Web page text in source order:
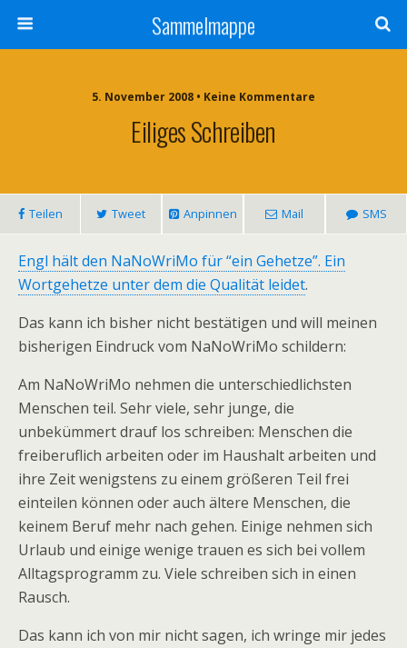
Sammelmappe
5. November 2008 • Keine Kommentare
Eiliges Schreiben
Teilen Tweet Anpinnen Mail SMS
Engl hält den NaNoWriMo für “ein Gehetze”. Ein
Wortgehetze unter dem die Qualität leidet.
Das kann ich bisher nicht bestätigen und will meinen
bisherigen Eindruck vom NaNoWriMo schildern:
Am NaNoWriMo nehmen die unterschiedlichsten
Menschen teil. Sehr viele, sehr junge, die
unbekümmert drauf los schreiben: Menschen die
freiberuflich arbeiten oder im Haushalt arbeiten und
ihre Zeit wenigstens zu einem größeren Teil frei
einteilen können oder auch ältere Menschen, die
keinem Beruf mehr nach gehen. Einige nehmen sich
Urlaub und einige wenige trauen es sich bei vollem
Alltagsprogramm zu. Viele schreiben sich in einen
Rausch.
Das kann ich von mir nicht sagen, ich wringe mir jedes